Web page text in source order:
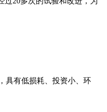
具有低损耗、投资小、环